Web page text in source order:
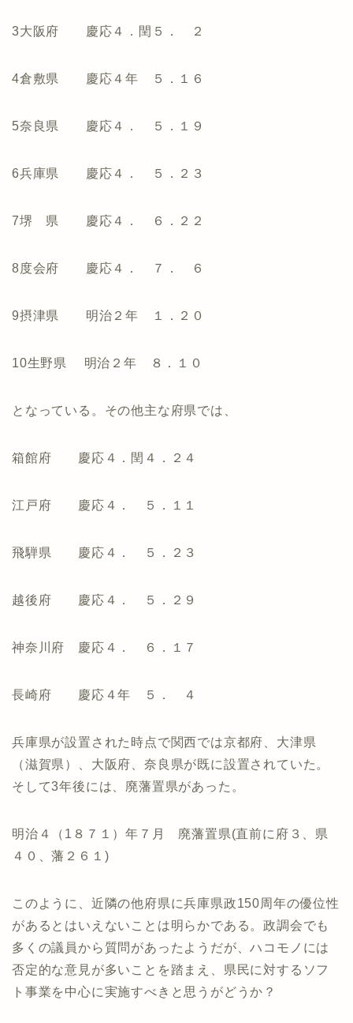
3大阪府 慶応４．閏５． ２
4倉敷県 慶応４年 ５．１６
5奈良県 慶応４． ５．１９
6兵庫県 慶応４． ５．２３
7堺 県 慶応４． ６．２２
8度会府 慶応４． ７． ６
9摂津県 明治２年 １．２０
10生野県 明治２年 ８．１０
となっている。その他主な府県では、
箱館府 慶応４．閏４．２４
江戸府 慶応４． ５．１１
飛騨県 慶応４． ５．２３
越後府 慶応４． ５．２９
神奈川府 慶応４． ６．１７
長崎府 慶応４年 ５． ４
兵庫県が設置された時点で関西では京都府、大津県
（滋賀県）、大阪府、奈良県が既に設置されていた。
そして3年後には、廃藩置県があった。
明治４（1８７１）年７月 廃藩置県(直前に府３、県
４０、藩２６１)
このように、近隣の他府県に兵庫県政150周年の優位性
があるとはいえないことは明らかである。政調会でも
多くの議員から質問があったようだが、ハコモノには
否定的な意見が多いことを踏まえ、県民に対するソフ
ト事業を中心に実施すべきと思うがどうか？